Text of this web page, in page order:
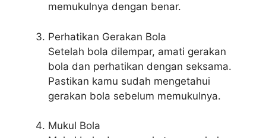
memukulnya dengan benar.
Perhatikan Gerakan Bola
Setelah bola dilempar, amati gerakan
bola dan perhatikan dengan seksama.
Pastikan kamu sudah mengetahui
gerakan bola sebelum memukulnya.
Mukul Bola